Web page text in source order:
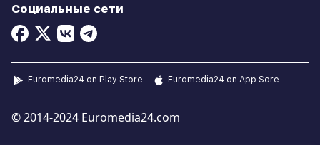
Социальные сети
© 2014-2024 Euromedia24.com
Euromedia24 on Play Store Euromedia24 on App Sore